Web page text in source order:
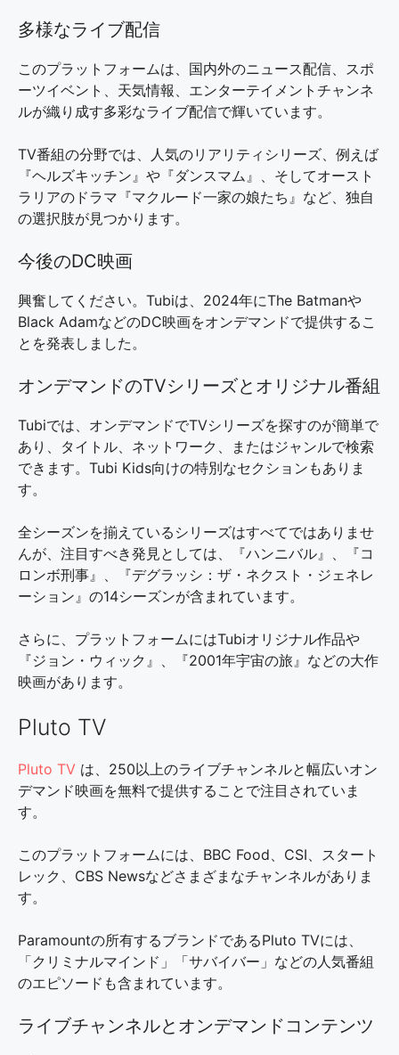
多様なライブ配信
このプラットフォームは、国内外のニュース配信、スポ
ーツイベント、天気情報、エンターテイメントチャンネ
ルが織り成す多彩なライブ配信で輝いています。
TV番組の分野では、人気のリアリティシリーズ、例えば
『ヘルズキッチン』や『ダンスマム』、そしてオースト
ラリアのドラマ『マクルード一家の娘たち』など、独自
の選択肢が見つかります。
今後のDC映画
興奮してください。Tubiは、2024年にThe Batmanや
Black AdamなどのDC映画をオンデマンドで提供するこ
とを発表しました。
オンデマンドのTVシリーズとオリジナル番組
Tubiでは、オンデマンドでTVシリーズを探すのが簡単で
あり、タイトル、ネットワーク、またはジャンルで検索
できます。Tubi Kids向けの特別なセクションもありま
す。
全シーズンを揃えているシリーズはすべてではありませ
んが、注目すべき発見としては、『ハンニバル』、『コ
ロンボ刑事』、『デグラッシ：ザ・ネクスト・ジェネレ
ーション』の14シーズンが含まれています。
さらに、プラットフォームにはTubiオリジナル作品や
『ジョン・ウィック』、『2001年宇宙の旅』などの大作
映画があります。
Pluto TV
Pluto TV は、250以上のライブチャンネルと幅広いオン
デマンド映画を無料で提供することで注目されていま
す。
このプラットフォームには、BBC Food、CSI、スタート
レック、CBS Newsなどさまざまなチャンネルがありま
す。
Paramountの所有するブランドであるPluto TVには、
「クリミナルマインド」「サバイバー」などの人気番組
のエピソードも含まれています。
ライブチャンネルとオンデマンドコンテンツ